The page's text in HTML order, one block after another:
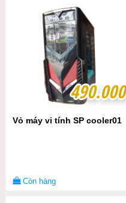
490.000
490.000
Vỏ máy vi tính SP cooler01
Còn hàng